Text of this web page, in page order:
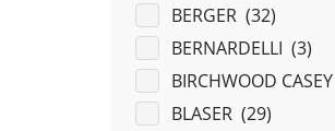
BERGER (32)
BERNARDELLI (3)
BIRCHWOOD
BLASER (29)